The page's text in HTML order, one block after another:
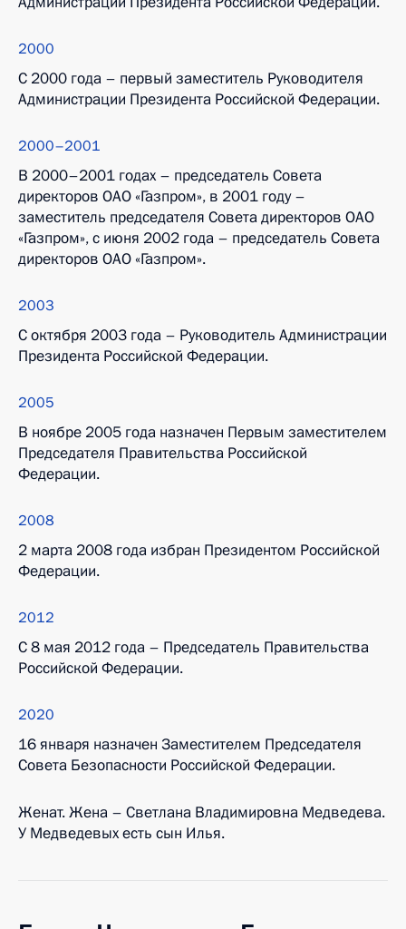
2000
С 2000 года – первый заместитель Руководителя
Администрации Президента Российской Федерации.
2000–2001
В 2000–2001 годах – председатель Совета
директоров ОАО «Газпром», в 2001 году –
заместитель председателя Совета директоров ОАО
«Газпром», с июня 2002 года – председатель Совета
директоров ОАО «Газпром».
2003
С октября 2003 года – Руководитель Администрации
Президента Российской Федерации.
2005
В ноябре 2005 года назначен Первым заместителем
Председателя Правительства Российской
Федерации.
2008
2 марта 2008 года избран Президентом Российской
Федерации.
2012
C 8 мая 2012 года – Председатель Правительства
Российской Федерации.
2020
16 января назначен Заместителем Председателя
Совета Безопасности Российской Федерации.
Женат. Жена – Светлана Владимировна Медведева.
У Медведевых есть сын Илья.